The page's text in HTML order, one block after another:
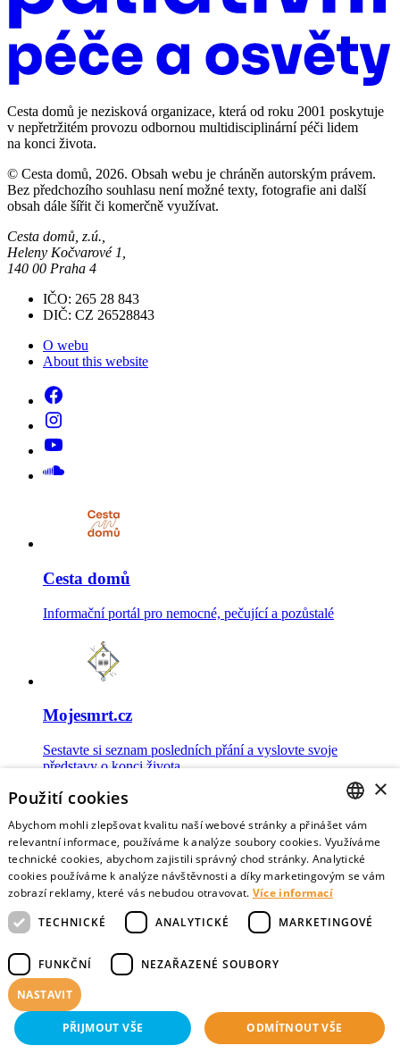
Cesta domů je nezisková organizace, která od roku 2001 poskytuje
v nepřetržitém provozu odbornou multidisciplinární péči lidem
na konci života.
© Cesta domů, 2026. Obsah webu je chráněn autorským právem.
Bez předchozího souhlasu není možné texty, fotografie ani další
obsah dále šířit či komerčně využívat.
Cesta domů, z.ú.,
Heleny Kočvarové 1,
140 00 Praha 4
IČO: 265 28 843
DIČ: CZ 26528843
O webu
About this website
Cesta domů
Informační portál pro nemocné, pečující a pozůstalé
Mojesmrt.cz
Sestavte si seznam posledních přání a vyslovte svoje
představy o konci života
Data o umírání
Nejnovější data o postojích veřejnosti a zdravotníků k umírání
Virtuální vzpomínky
Sdílejte vzpomínky na své blízké zemřelé
CZECH
ENGLISH
×
Použití cookies
Abychom mohli zlepšovat kvalitu naší webové stránky a přinášet vám
relevantní informace, používáme k analýze soubory cookies. Využíváme
technické cookies, abychom zajistili správný chod stránky. Analytické
cookies používáme k analýze návštěvnosti a díky marketingovým se vám
zobrazí reklamy, které vás nebudou otravovat. Více informací
TECHNICKÉ
ANALYTICKÉ MARKETINGOVÉ
FUNKČNÍ NEZAŘAZENÉ SOUBORY
NASTAVIT
PŘIJMOUT VŠE ODMÍTNOUT VŠE